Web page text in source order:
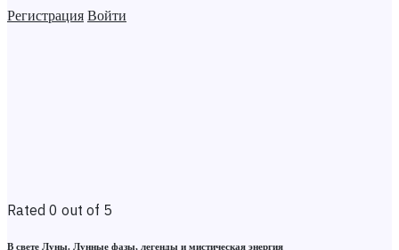
Регистрация Войти
Rated 0 out of 5
В свете Луны. Лунные фазы, легенды и мистическая энергия